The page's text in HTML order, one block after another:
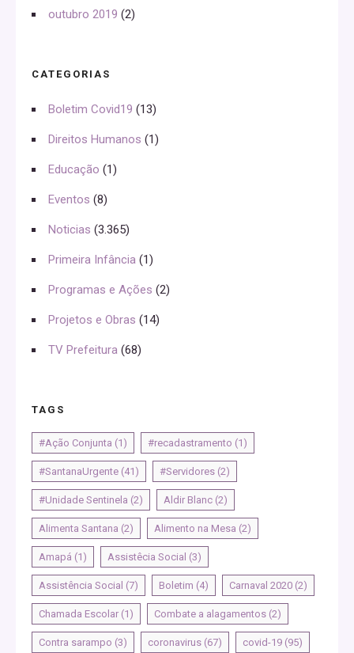
outubro 2019 (2)
CATEGORIAS
Boletim Covid19 (13)
Direitos Humanos (1)
Educação (1)
Eventos (8)
Noticias (3.365)
Primeira Infância (1)
Programas e Ações (2)
Projetos e Obras (14)
TV Prefeitura (68)
TAGS
#Ação Conjunta (1) #recadastramento (1)
#SantanaUrgente (41) #Servidores (2)
#Unidade Sentinela (2) Aldir Blanc (2)
Alimenta Santana (2) Alimento na Mesa (2)
Amapá (1) Assistêcia Social (3)
Assistência Social (7) Boletim (4) Carnaval 2020 (2)
Chamada Escolar (1) Combate a alagamentos (2)
Contra sarampo (3) coronavirus (67) covid-19 (95)